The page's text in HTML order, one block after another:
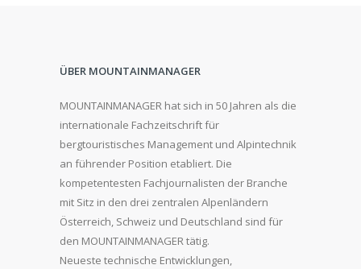
ÜBER MOUNTAINMANAGER
MOUNTAINMANAGER hat sich in 50 Jahren als die
internationale Fachzeitschrift für
bergtouristisches Management und Alpintechnik
an führender Position etabliert. Die
kompetentesten Fachjournalisten der Branche
mit Sitz in den drei zentralen Alpenländern
Österreich, Schweiz und Deutschland sind für
den MOUNTAINMANAGER tätig.
Neueste technische Entwicklungen,